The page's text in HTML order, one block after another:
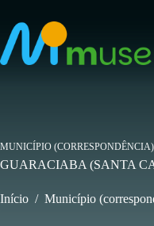
para
conteúdo
MUNICÍPIO (CORRESPONDÊNCIA)
GUARACIABA (SANTA
Início / Município